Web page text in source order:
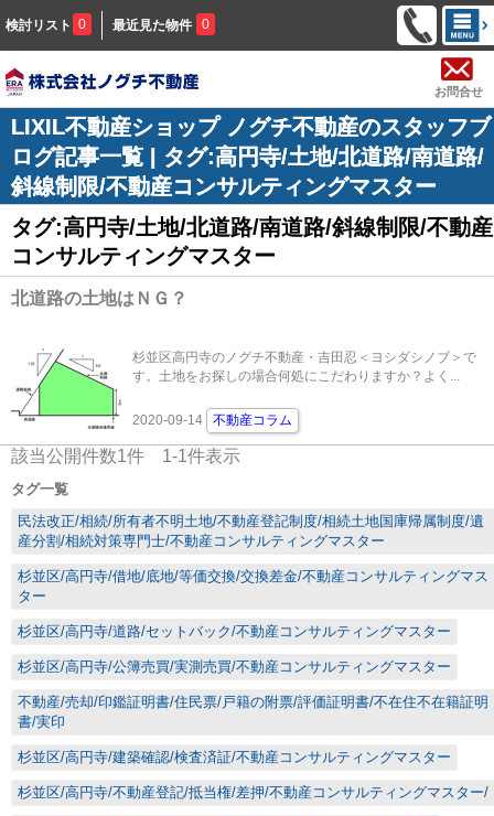
検討リスト 0 最近見た物件 0
お問合せ
LIXIL不動産ショップ ノグチ不動産のスタッフブ
ログ記事一覧 | タグ:高円寺/土地/北道路/南道路/
斜線制限/不動産コンサルティングマスター
タグ:高円寺/土地/北道路/南道路/斜線制限/不動産
コンサルティングマスター
北道路の土地はＮＧ？
杉並区高円寺のノグチ不動産・吉田忍＜ヨシダシノブ＞で
す。土地をお探しの場合何処にこだわりますか？よく...
2020-09-14 不動産コラム
該当公開件数1件 1-1件表示
タグ一覧
民法改正/相続/所有者不明土地/不動産登記制度/相続土地国庫帰属制度/遺
産分割/相続対策専門士/不動産コンサルティングマスター
杉並区/高円寺/借地/底地/等価交換/交換差金/不動産コンサルティングマス
ター
杉並区/高円寺/道路/セットバック/不動産コンサルティングマスター
杉並区/高円寺/公簿売買/実測売買/不動産コンサルティングマスター
不動産/売却/印鑑証明書/住民票/戸籍の附票/評価証明書/不在住不在籍証明
書/実印
杉並区/高円寺/建築確認/検査済証/不動産コンサルティングマスター
杉並区/高円寺/不動産登記/抵当権/差押/不動産コンサルティングマスター/